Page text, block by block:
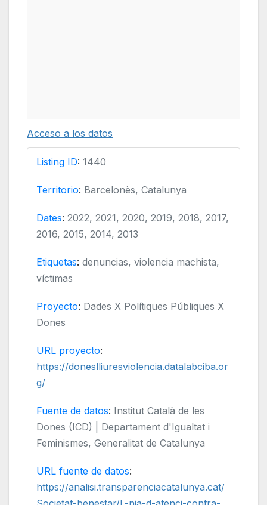
Acceso a los datos
Listing ID: 1440
Territorio: Barcelonès, Catalunya
Dates: 2022, 2021, 2020, 2019, 2018, 2017,
2016, 2015, 2014, 2013
Etiquetas: denuncias, violencia machista,
víctimas
Proyecto: Dades X Polítiques Públiques X
Dones
URL proyecto:
https://doneslliuresviolencia.datalabciba.or
g/
Fuente de datos: Institut Català de les
Dones (ICD) | Departament d'Igualtat i
Feminismes, Generalitat de Catalunya
URL fuente de datos:
https://analisi.transparenciacatalunya.cat/